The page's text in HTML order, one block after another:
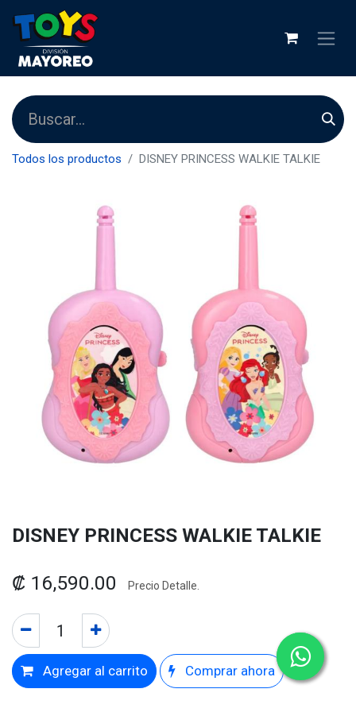
Todos los productos DISNEY PRINCESS WALKIE TALKIE
DISNEY PRINCESS WALKIE TALKIE
₡ 16,590.00 Precio Detalle.
Agregar al carrito Comprar ahora